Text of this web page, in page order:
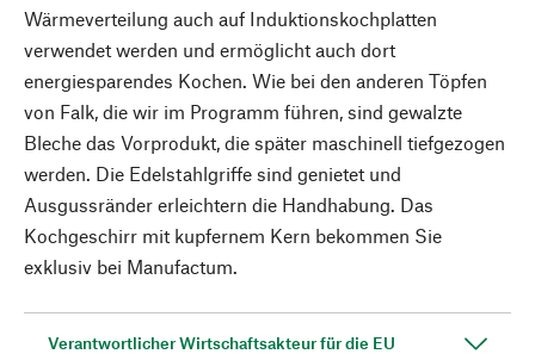
Wärmeverteilung auch auf Induktionskochplatten
verwendet werden und ermöglicht auch dort
energiesparendes Kochen. Wie bei den anderen Töpfen
von Falk, die wir im Programm führen, sind gewalzte
Bleche das Vorprodukt, die später maschinell tiefgezogen
werden. Die Edelstahlgriffe sind genietet und
Ausgussränder erleichtern die Handhabung. Das
Kochgeschirr mit kupfernem Kern bekommen Sie
exklusiv bei Manufactum.
Verantwortlicher Wirtschaftsakteur für die EU